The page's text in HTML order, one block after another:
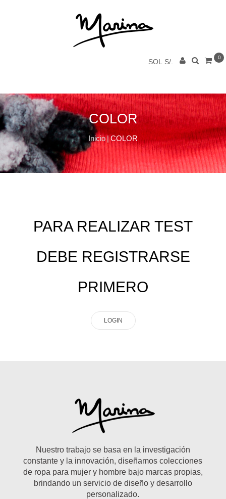
SOL S/.
0
COLOR
Inicio |COLOR
PARA REALIZAR TEST
DEBE REGISTRARSE
PRIMERO
LOGIN
Nuestro trabajo se basa en la investigación
constante y la innovación, diseñamos colecciones
de ropa para mujer y hombre bajo marcas propias,
brindando un servicio de diseño y desarrollo
personalizado.